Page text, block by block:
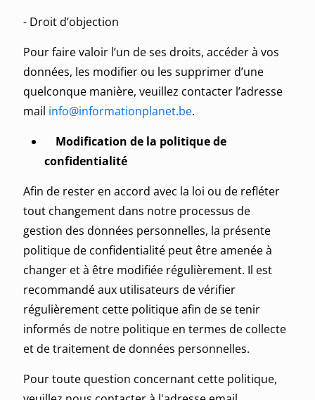
- Droit d’objection
Pour faire valoir l’un de ses droits, accéder à vos
données, les modifier ou les supprimer d’une
quelconque manière, veuillez contacter l’adresse
mail info@informationplanet.be.
Modification de la politique de
confidentialité
Afin de rester en accord avec la loi ou de refléter
tout changement dans notre processus de
gestion des données personnelles, la présente
politique de confidentialité peut être amenée à
changer et à être modifiée régulièrement. Il est
recommandé aux utilisateurs de vérifier
régulièrement cette politique afin de se tenir
informés de notre politique en termes de collecte
et de traitement de données personnelles.
Pour toute question concernant cette politique,